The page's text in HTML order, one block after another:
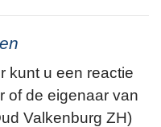
kunt u een reactie
of de eigenaar van
Valkenburg ZH)